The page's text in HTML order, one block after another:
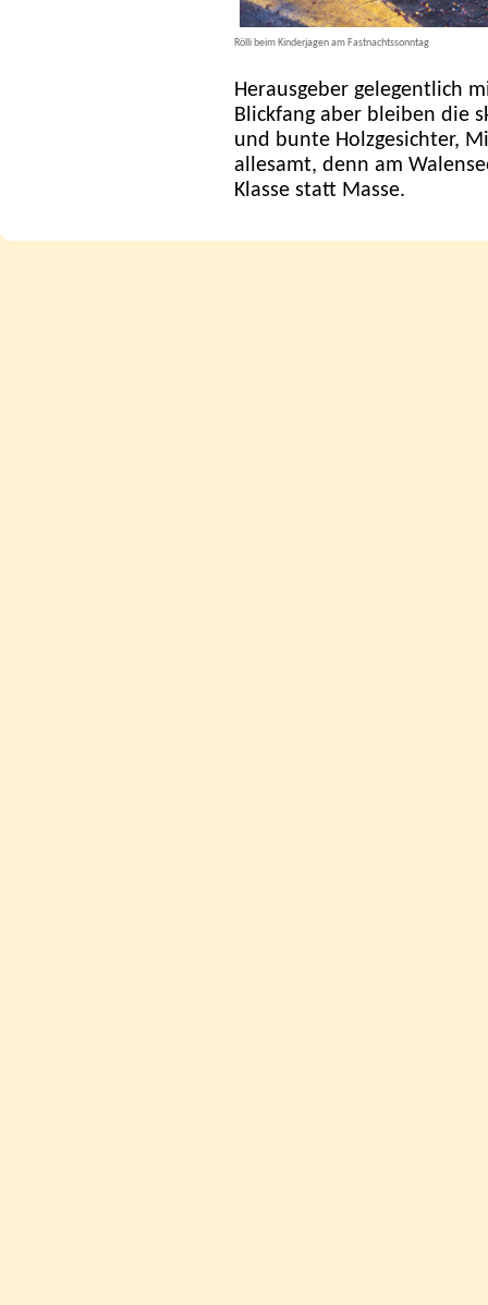
Rölli beim Kinderjagen am Fastnachtssonntag
Herausgeber gelegentlich
Blickfang aber bleiben die
und bunte Holzgesichter,
allesamt, denn am
Klasse statt Masse.